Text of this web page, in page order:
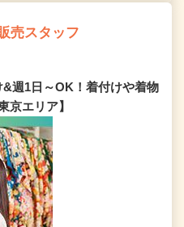
売スタッフ
&週1日～OK！着付けや着物
京エリア】